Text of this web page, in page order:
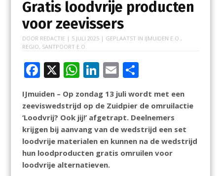
Gratis loodvrije producten
voor zeevissers
DOOR REDACTIE | 5 JULI 2025| GEPLAATST IN IJMUIDEN E.O. ,
REGIO, SANTPOORT E.O.
F
ac
e
b
o
o
k
X W
at
s
A
p
p
Li
k
e
dI
n
E
m
ai
l
D
el
e
n
IJmuiden – Op zondag 13 juli wordt met een
zeeviswedstrijd op de Zuidpier de omruilactie
‘Loodvrij? Ook jij!’ afgetrapt. Deelnemers
krijgen bij aanvang van de wedstrijd een set
loodvrije materialen en kunnen na de wedstrijd
hun loodproducten gratis omruilen voor
loodvrije alternatieven.